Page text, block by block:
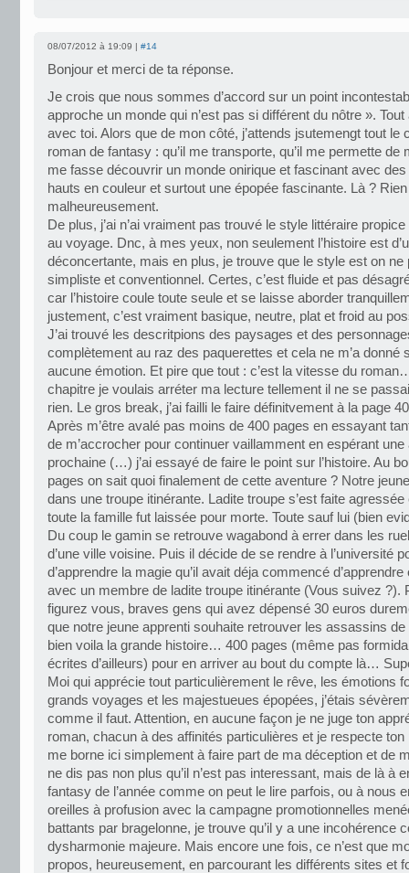
08/07/2012 à 19:09 | #14
Bonjour et merci de ta réponse.
Je crois que nous sommes d’accord sur un point
approche un monde qui n’est pas si différent du nôtre ». Tout
avec toi. Alors que de mon côté, j’attends jsutemengt tout le
roman de fantasy : qu’il me transporte, qu’il me permette de
me fasse découvrir un monde onirique et fascinant avec
hauts en couleur et surtout une épopée fascinante. Là ?
malheureusement.
De plus, j’ai n’ai vraiment pas trouvé le style littéraire propice
au voyage. Dnc, à mes yeux, non seulement l’histoire est
déconcertante, mais en plus, je trouve que le style est on ne
simpliste et conventionnel. Certes, c’est fluide et pas
car l’histoire coule toute seule et se laisse aborder
justement, c’est vraiment basique, neutre, plat et froid au
J’ai trouvé les descritpions des paysages et des
complètement au raz des paquerettes et cela ne m’a donné
aucune émotion. Et pire que tout : c’est la vitesse du
chapitre je voulais arréter ma lecture tellement il ne se
rien. Le gros break, j’ai failli le faire définitvement à la page
Après m’être avalé pas moins de 400 pages en essayant
de m’accrocher pour continuer vaillamment en espérant une
prochaine (…) j’ai essayé de faire le point sur l’histoire. Au
pages on sait quoi finalement de cette aventure ? Notre
dans une troupe itinérante. Ladite troupe s’est faite
toute la famille fut laissée pour morte. Toute sauf lui (bien
Du coup le gamin se retrouve wagabond à errer dans les
d’une ville voisine. Puis il décide de se rendre à l’université
d’apprendre la magie qu’il avait déja commencé d’apprendre
avec un membre de ladite troupe itinérante (Vous suivez ?).
figurez vous, braves gens qui avez dépensé 30 euros
que notre jeune apprenti souhaite retrouver les assassins
bien voila la grande histoire… 400 pages (même pas
écrites d’ailleurs) pour en arriver au bout du compte là…
Moi qui apprécie tout particulièrement le rêve, les émotions
grands voyages et les majestueues épopées, j’étais
comme il faut. Attention, en aucune façon je ne juge ton
roman, chacun à des affinités particulières et je respecte ton
me borne ici simplement à faire part de ma déception et de
ne dis pas non plus qu’il n’est pas interessant, mais de là à
fantasy de l’année comme on peut le lire parfois, ou à nous
oreilles à profusion avec la campagne promotionnelles
battants par bragelonne, je trouve qu’il y a une incohérence
dysharmonie majeure. Mais encore une fois, ce n’est que
propos, heureusement, en parcourant les différents sites et